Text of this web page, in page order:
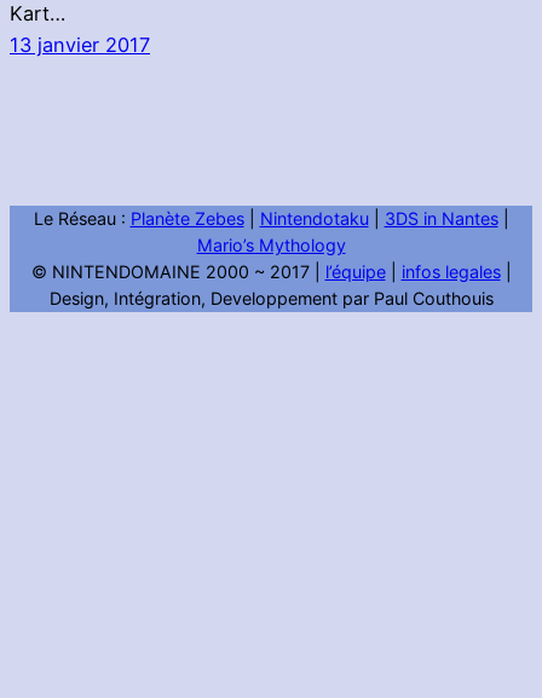
Kart…
13 janvier 2017
Le Réseau : Planète Zebes| Nintendotaku| 3DS in Nantes|
Mario’s Mythology
© NINTENDOMAINE 2000 ~ 2017 | l’équipe| infos legales|
Design, Intégration, Developpement par Paul Couthouis